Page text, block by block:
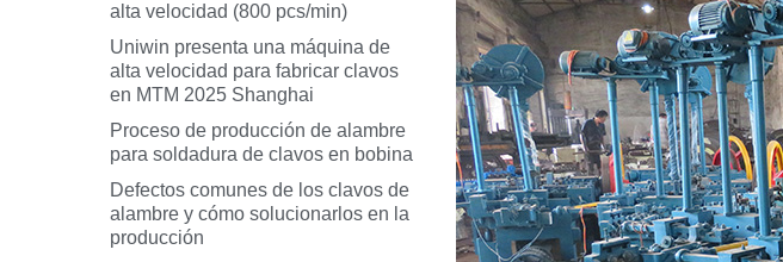
alta velocidad (800 pcs/min)
Uniwin presenta una máquina de
alta velocidad para fabricar clavos
en MTM 2025 Shanghai
Proceso de producción de alambre
para soldadura de clavos en bobina
Defectos comunes de los clavos de
alambre y cómo solucionarlos en la
producción